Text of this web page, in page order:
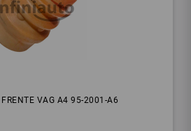
FRENTE VAG A4 95-2001-A6